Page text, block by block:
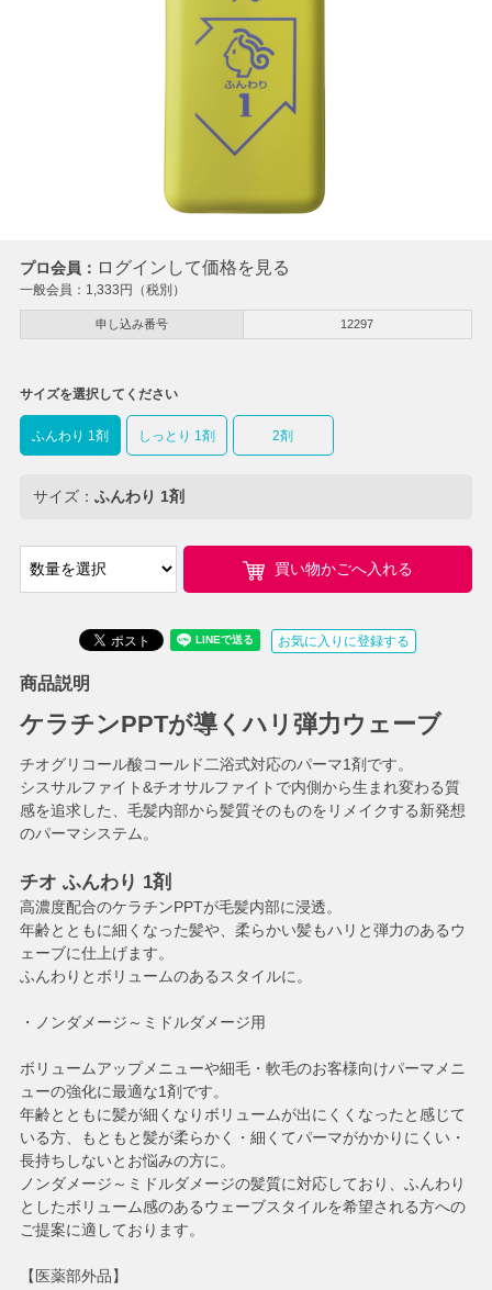
プロ会員： ログインして価格を見る
一般会員： 1,333円（税別）
申し込み番号 12297
サイズを選択してください
ふんわり 1剤 しっとり 1剤 2剤
サイズ： ふんわり 1剤
買い物かごへ入れる
お気に入りに登録する
商品説明
ケラチンPPTが導くハリ弾力ウェーブ
チオグリコール酸コールド二浴式対応のパーマ1剤です。
シスサルファイト&チオサルファイトで内側から生まれ変わる質
感を追求した、毛髪内部から髪質そのものをリメイクする新発想
のパーマシステム。
チオ ふんわり 1剤
高濃度配合のケラチンPPTが毛髪内部に浸透。
年齢とともに細くなった髪や、柔らかい髪もハリと弾力のあるウ
ェーブに仕上げます。
ふんわりとボリュームのあるスタイルに。
・ノンダメージ～ミドルダメージ用
ボリュームアップメニューや細毛・軟毛のお客様向けパーマメニ
ューの強化に最適な1剤です。
年齢とともに髪が細くなりボリュームが出にくくなったと感じて
いる方、もともと髪が柔らかく・細くてパーマがかかりにくい・
長持ちしないとお悩みの方に。
ノンダメージ～ミドルダメージの髪質に対応しており、ふんわり
としたボリューム感のあるウェーブスタイルを希望される方への
ご提案に適しております。
【医薬部外品】